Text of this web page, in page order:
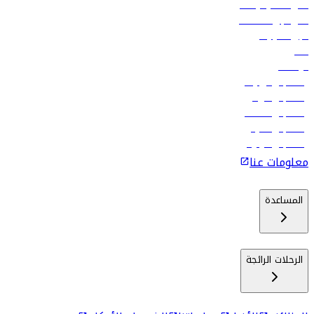
أدنى أسعار الرحلات
فلاي دبي للعطلات
تأجير السيارات
فنادق
الوظائف
رحلات إلى تبيليسي
رحلات إلى الرياض
رحلات إلى مسقط
رحلات إلى ماليه
رحلات إلى كولومبو
معلومات عنا
المساعدة
الرحلات الرائجة